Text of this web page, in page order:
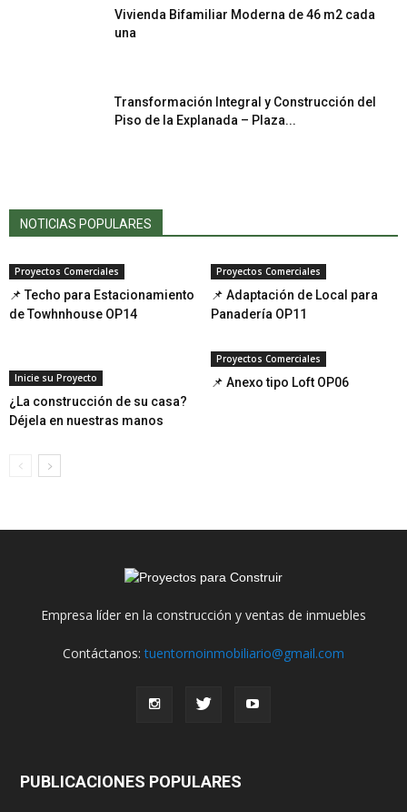
Vivienda Bifamiliar Moderna de 46 m2 cada
una
Transformación Integral y Construcción del
Piso de la Explanada – Plaza...
NOTICIAS POPULARES
Proyectos Comerciales
📌 Techo para Estacionamiento
de Towhnhouse OP14
Proyectos Comerciales
📌 Adaptación de Local para
Panadería OP11
Inicie su Proyecto
¿La construcción de su casa?
Déjela en nuestras manos
Proyectos Comerciales
📌 Anexo tipo Loft OP06
Empresa líder en la construcción y ventas de inmuebles
Contáctanos:tuentornoinmobiliario@gmail.com
PUBLICACIONES POPULARES